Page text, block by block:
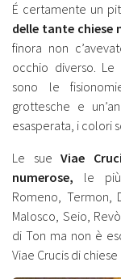
É certamente un
delle tante chiese
finora non
occhio diverso.
sono le
grottesche e
esasperata, i colori
Le sueViae
numerose, le più
Romeno, Termon,
Malosco, Seio,
di Ton ma non è
Viae Crucis di chiese